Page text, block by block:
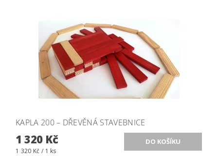
KAPLA 200 – DŘEVĚNÁ STAVEBNICE
1 320 Kč
1 320 Kč / 1 ks